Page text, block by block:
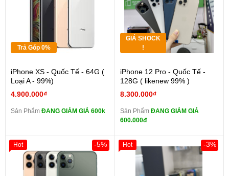
Trả Góp 0%
iPhone XS - Quốc Tế - 64G (
Loại A - 99%)
4.900.000₫
Sản Phẩm ĐANG GIẢM GIÁ 600k
GIÁ SHOCK
!
iPhone 12 Pro - Quốc Tế -
128G ( likenew 99% )
8.300.000₫
Sản Phẩm ĐANG GIẢM GIÁ
600.000đ
-5%
Hot -3%
Hot